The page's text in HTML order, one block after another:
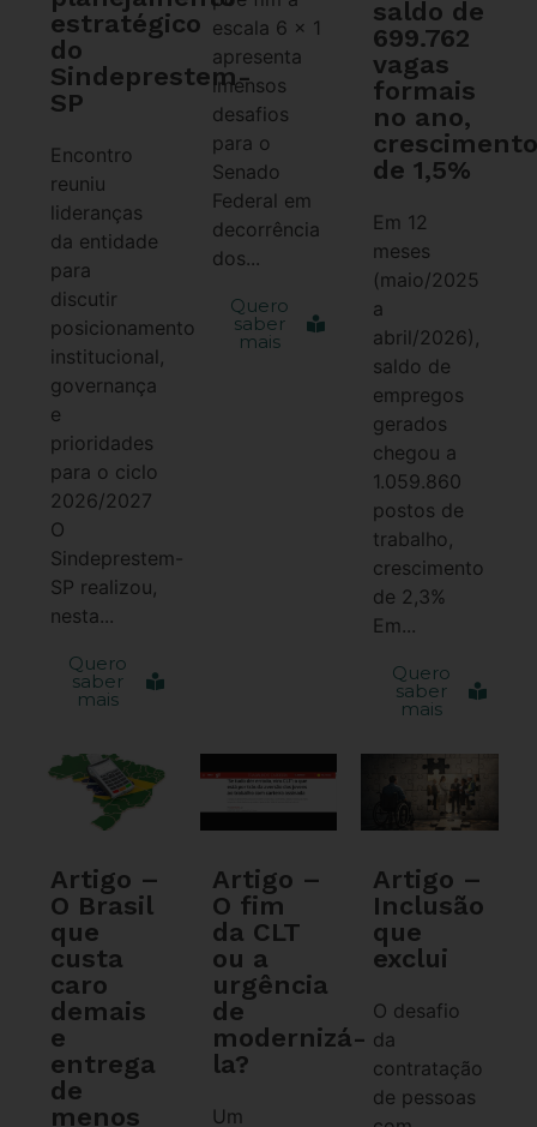
estratégico
do
Sindeprestem-
SP
Encontro
reuniu
lideranças
da entidade
para
discutir
posicionamento
institucional,
governança
e
prioridades
para o ciclo
2026/2027
O
Sindeprestem-
SP realizou,
nesta...
Quero
saber
mais
escala 6 x 1
apresenta
imensos
desafios
para o
Senado
Federal em
decorrência
dos...
Quero
saber
mais
saldo de
699.762
vagas
formais
no ano,
de 1,5%
Em 12
meses
(maio/2025
a
abril/2026),
saldo de
empregos
gerados
chegou a
1.059.860
postos de
trabalho,
crescimento
de 2,3%
Em...
Quero
saber
mais
Artigo –
O Brasil
que
custa
caro
demais
e
entrega
de
menos
Artigo –
O fim
da CLT
ou a
urgência
de
modernizá-
la?
Um
Artigo –
Inclusão
que
exclui
O desafio
da
contratação
de pessoas